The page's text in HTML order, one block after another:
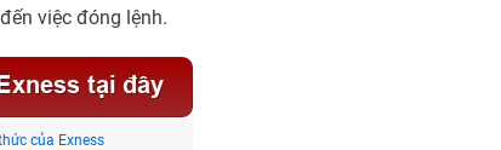
việc đóng lệnh.
của Exness